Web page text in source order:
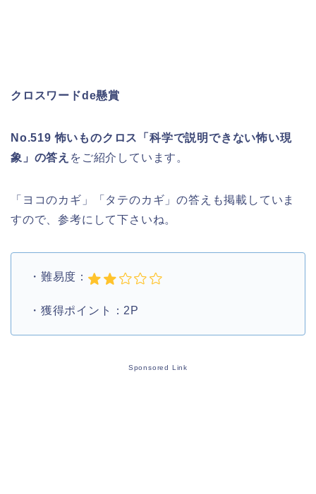
クロスワードde懸賞
No.519 怖いものクロス「科学で説明できない怖い現
象」の答え をご紹介しています。
「ヨコのカギ」「タテのカギ」の答えも掲載していま
すので、参考にして下さいね。
・難易度：
・獲得ポイント：2P
Sponsored Link